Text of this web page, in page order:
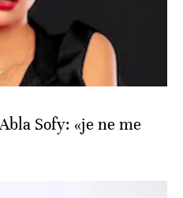
Sofy: «je ne me